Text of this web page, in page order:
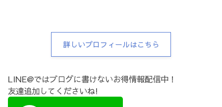
詳しいプロフィールはこちら
LINE@ではブログに書けないお得情報配信中！
友達追加してくださいね!